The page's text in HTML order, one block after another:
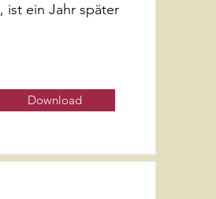
ist ein Jahr später
Download